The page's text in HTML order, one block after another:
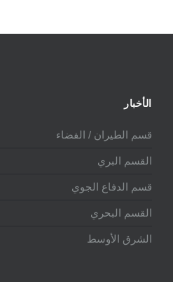
الأخبار
قسم الطيران / الفضاء
القسم البري
قسم الدفاع الجوي
القسم البحري
الشرق الأوسط